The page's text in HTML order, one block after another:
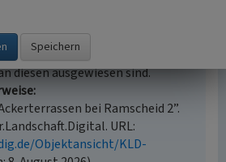
(Namensnennung, keine
Medien unterliegen
urheberrechtlichen
diesen ausgewiesen sind.
bei Ramscheid 2”.
URL:
Objektansicht/KLD-